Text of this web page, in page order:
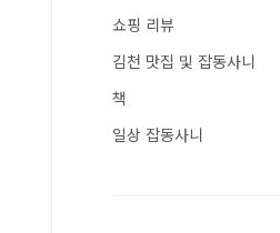
쇼핑 리뷰
김천 맛집 및 잡동사니
책
일상 잡동사니